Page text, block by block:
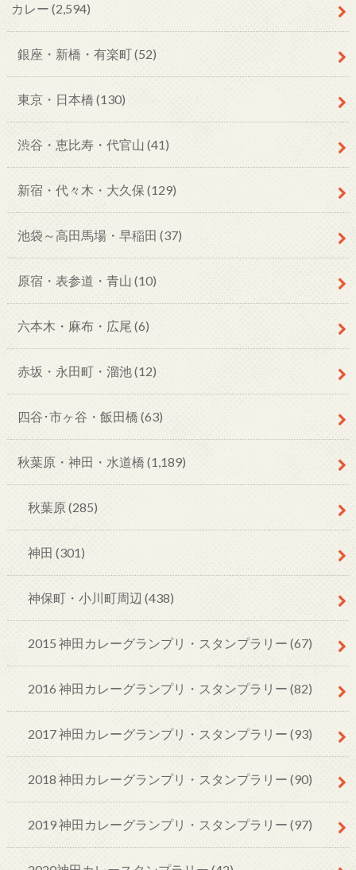
カレー (2,594)
銀座・新橋・有楽町(52)
東京・日本橋 (130)
渋谷・恵比寿・代官山 (41)
新宿・代々木・大久保 (129)
池袋～高田馬場・早稲田 (37)
原宿・表参道・青山 (10)
六本木・麻布・広尾 (6)
赤坂・永田町・溜池(12)
四谷･市ヶ谷・飯田橋 (63)
秋葉原・神田・水道橋 (1,189)
秋葉原 (285)
神田 (301)
神保町・小川町周辺 (438)
2015 神田カレーグランプリ・スタンプラリー (67)
2016 神田カレーグランプリ・スタンプラリー (82)
2017 神田カレーグランプリ・スタンプラリー (93)
2018 神田カレーグランプリ・スタンプラリー (90)
2019 神田カレーグランプリ・スタンプラリー (97)